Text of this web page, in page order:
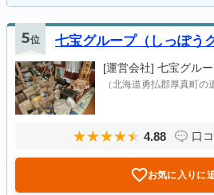
5位 七宝グループ（しっぽう
[運営会社] 七宝グル
（北海道勇払郡厚真町の
4.88 口
お気に入りに